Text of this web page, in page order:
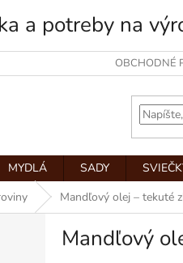
a potreby na
OBCHODNÉ
MYDLÁ SADY
Mandľový olej – tekuté
Mandľový